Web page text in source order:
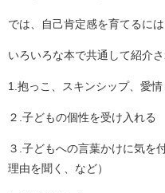
では、自己肯定感を育てるには
いろいろな本で共通して紹介
1.抱っこ、スキンシップ、愛情
２.子どもの個性を受け入れる
３.子どもへの言葉かけに気を
理由を聞く、など）